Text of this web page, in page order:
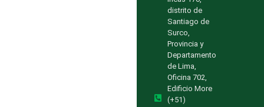
distrito de
Santiago de
Surco,
Provincia y
Departamento
de Lima,
Oficina 702,
Edificio More
(+51)